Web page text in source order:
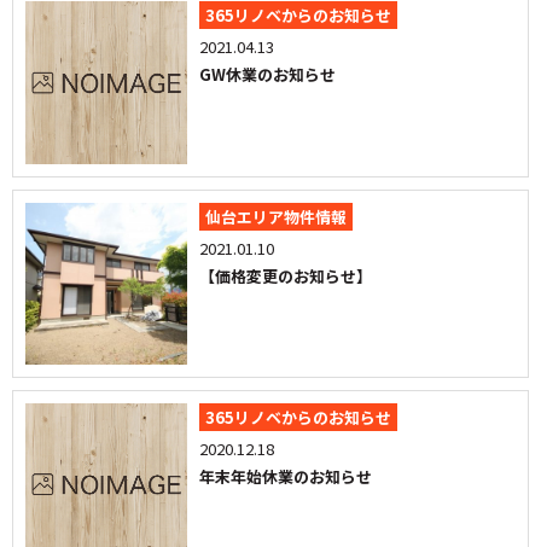
365リノベからのお知らせ
2021.04.13
GW休業のお知らせ
仙台エリア物件情報
2021.01.10
【価格変更のお知らせ】
365リノベからのお知らせ
2020.12.18
年末年始休業のお知らせ